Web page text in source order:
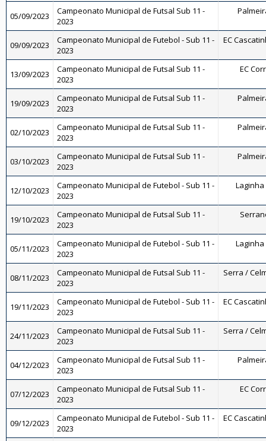
05/09/2023
Campeonato Municipal de Futsal Sub 11 -
2023
09/09/2023
Campeonato Municipal de Futebol - Sub 11 -
2023
EC
13/09/2023
Campeonato Municipal de Futsal Sub 11 -
2023
EC
19/09/2023
Campeonato Municipal de Futsal Sub 11 -
2023
02/10/2023
Campeonato Municipal de Futsal Sub 11 -
2023
03/10/2023
Campeonato Municipal de Futsal Sub 11 -
2023
12/10/2023
Campeonato Municipal de Futebol - Sub 11 -
2023
Laginha
19/10/2023
Campeonato Municipal de Futsal Sub 11 -
2023
05/11/2023
Campeonato Municipal de Futebol - Sub 11 -
2023
Laginha
08/11/2023
Campeonato Municipal de Futsal Sub 11 -
2023
Serra /
19/11/2023
Campeonato Municipal de Futebol - Sub 11 -
2023
EC
24/11/2023
Campeonato Municipal de Futsal Sub 11 -
2023
Serra /
04/12/2023
Campeonato Municipal de Futsal Sub 11 -
2023
07/12/2023
Campeonato Municipal de Futsal Sub 11 -
2023
EC
09/12/2023
Campeonato Municipal de Futebol - Sub 11 -
2023
EC